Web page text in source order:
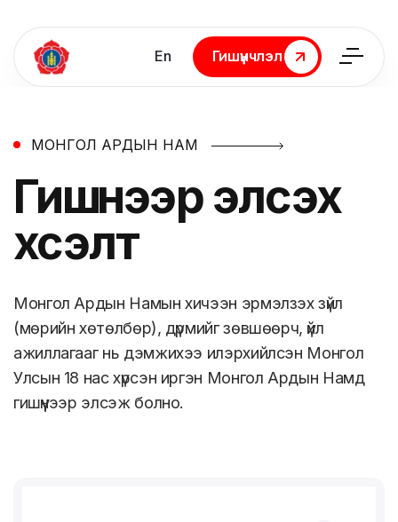
En
Гишүүнчлэл
Гишүүнчлэл
МОНГОЛ АРДЫН НАМ
Гишүүнээрэлсэх
хүсэлт
Монгол Ардын Намын хичээн эрмэлзэх зүйл
(мөрийн хөтөлбөр), дүрмийг зөвшөөрч, үйл
ажиллагааг нь дэмжихээ илэрхийлсэн Монгол
Улсын 18 нас хүрсэн иргэн Монгол Ардын Намд
гишүүнээр элсэж болно.